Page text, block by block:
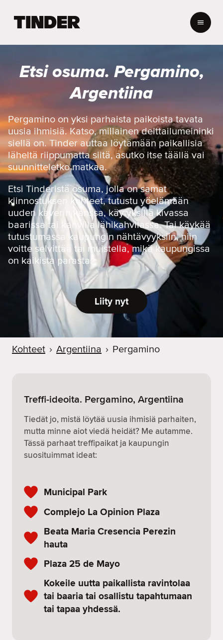
r
n
l
o
i
t
u
s
s
i
v
u
Etsi osuma. Pergamino,
Argentiina
Pergamino on yksi parhaista paikoista tavata
uusia ihmisiä. Katso, millainen deittailumeininki
siellä on. Tinder auttaa löytämään paikallisia
läheltä riippumatta siitä, asutko itse täällä vai
suunnitteletko matkaa.
Etsi Tinderistä osuma, jolla on samat
kiinnostuksen kohteet, tutustu yöelämään
uuden kaverin kanssa, käy yksillä kivassa
baarissa tai kahvilla lähikahvilassa. Tai käykää
tutustumassa kaupungin nähtävyyksiin, niin
voitte selvittää tai muistella, mikä kaupungissa
on kaikista parasta.
Liity nyt
Kohteet › Argentiina › Pergamino
Treffi-ideoita. Pergamino, Argentiina
Tiedät jo, mistä löytää uusia ihmisiä parhaiten,
mutta minne aiot viedä heidät? Me autamme.
Tässä parhaat treffipaikat ja kaupungin
suosituimmat ideat:
Municipal Park
Complejo La Opinion Plaza
Beata Maria Cresencia Perezin
hauta
Plaza 25 de Mayo
Kokeile uutta paikallista ravintolaa
tai baaria tai osallistu tapahtumaan
tai tapaa yhdessä.